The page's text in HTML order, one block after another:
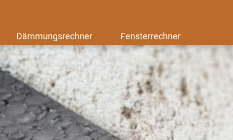
Dämmungsrechner Fensterrechner